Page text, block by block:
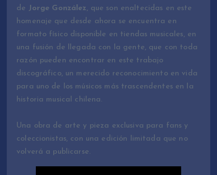
de Jorge González, que son enaltecidas en este
homenaje que desde ahora se encuentra en
formato físico disponible en tiendas musicales, en
una fusión de llegada con la gente, que con toda
razón pueden encontrar en este trabajo
discográfico, un merecido reconocimiento en vida
para uno de los músicos más trascendentes en la
historia musical chilena.
Una obra de arte y pieza exclusiva para fans y
coleccionistas, con una edición limitada que no
volverá a publicarse.